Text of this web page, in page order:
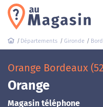
Départements Gironde
Orange Bordeaux
Orange
Magasin téléphone